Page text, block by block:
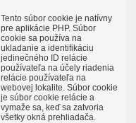
Tento súbor cookie je natívny
pre aplikácie PHP. Súbor
cookie sa používa na
ukladanie a identifikáciu
jedinečného ID relácie
používateľa na účely riadenia
relácie používateľa na
webovej lokalite. Súbor cookie
je súbor cookie relácie a
vymaže sa, keď sa zatvoria
všetky okná prehliadača.